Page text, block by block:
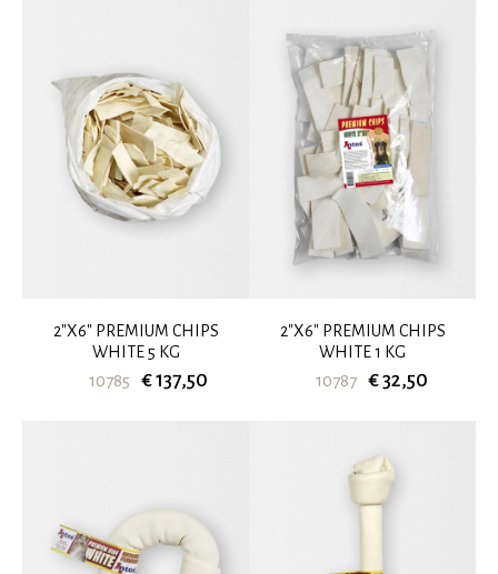
2"X6" PREMIUM CHIPS
WHITE 5 KG
10785 € 137,50
2"X6" PREMIUM CHIPS
WHITE 1 KG
10787 € 32,50